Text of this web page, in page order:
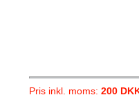
Pris inkl. moms: 200